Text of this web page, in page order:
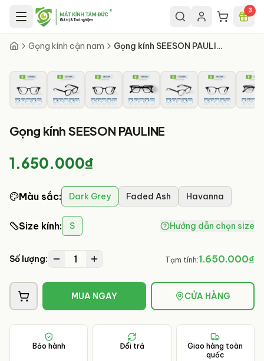
Chuyển đến nội dung chính 3
Gọng kính cận nam Gọng kính SEESON PAULINE
Gọng kính SEESON PAULINE
1.650.000₫
Màu sắc: Dark Grey Faded Ash Havanna
Size kính: S Hướng dẫn chọn size
Số lượng: 1 Tạm tính:1.650.000₫
MUA NGAY CỬA HÀNG
Bảo hành Đổi trả
Giao hàng toàn
quốc